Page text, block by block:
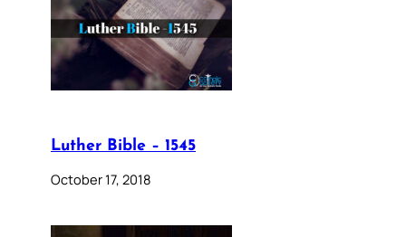
Luther Bible – 1545
October 17, 2018